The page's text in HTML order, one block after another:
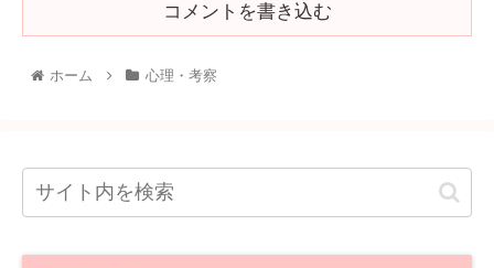
コメントを書き込む
ホーム 心理・考察